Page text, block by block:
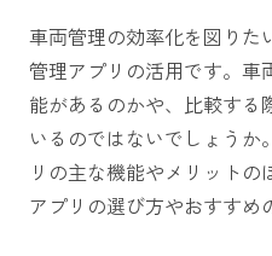
車両管理の効率化を図りた
管理アプリの活用です。車
能があるのかや、比較する
いるのではないでしょう
リの主な機能やメリット
アプリの選び方やおすすめ